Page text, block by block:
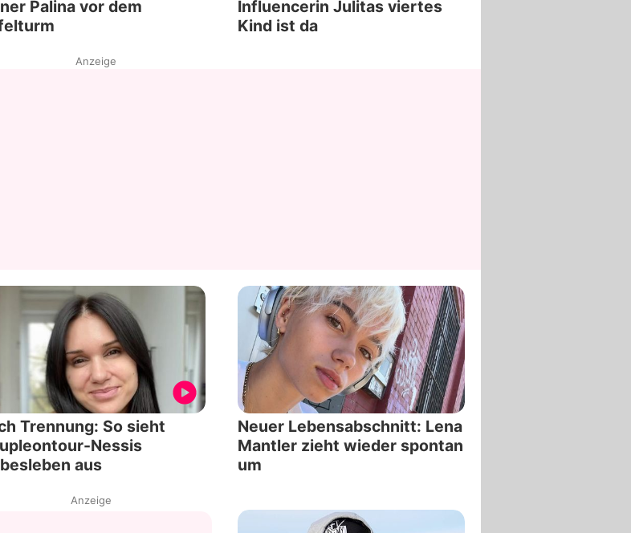
Palina vor dem
Influencerin Julitas viertes
Kind ist da
Anzeige
Trennung: So sieht
Nessis
aus
Neuer Lebensabschnitt: Lena
Mantler zieht wieder spontan
um
Anzeige